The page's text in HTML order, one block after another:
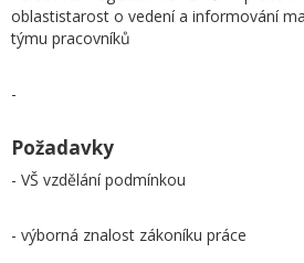
oblastistarost o vedení a informování
týmu pracovníků
-
Požadavky
- VŠ vzdělání podmínkou
- výborná znalost zákoníku práce